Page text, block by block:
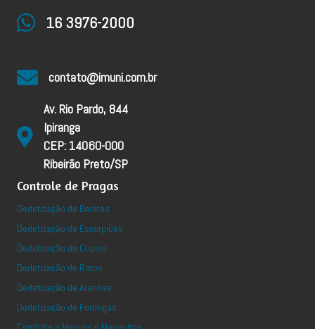
16 3976-2000
contato@imuni.com.br
Av. Rio Pardo, 844
Ipiranga
CEP: 14060-000
Ribeirão Preto/SP
Controle de Pragas
Dedetização de Baratas
Dedetização de Escorpiões
Dedetização de Cupins
Dedetização de Ratos
Dedetização de Aranhas
Dedetização de Formigas